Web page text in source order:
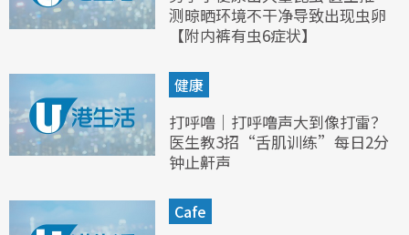
测晾晒环境不干净导致出现虫卵
【附内裤有虫6症状】
健康
打呼噜｜打呼噜声大到像打雷？
医生教3招“舌肌训练”每日2分
钟止鼾声
Cafe